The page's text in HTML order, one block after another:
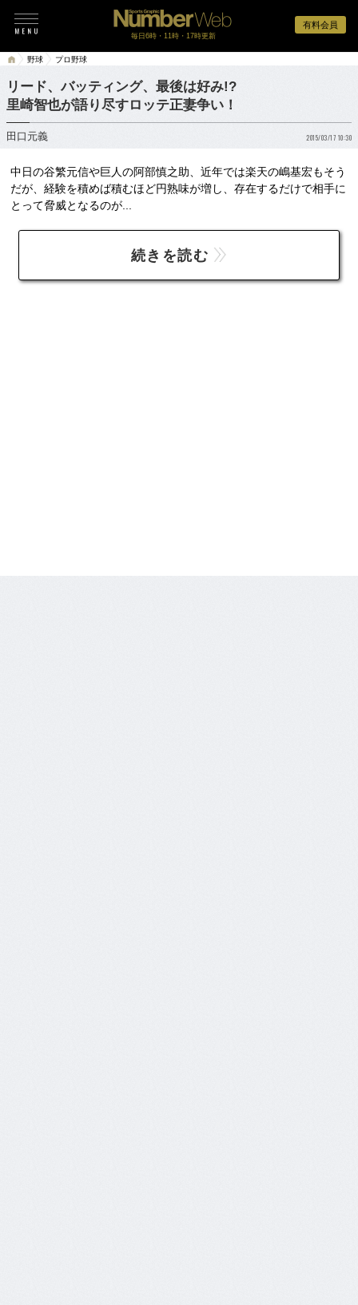
有料会員
毎日6時・11時・17時更新
野球 プロ野球
リード、バッティング、最後は好み!?
里崎智也が語り尽すロッテ正妻争い！
田口元義 2015/03/17 10:30
中日の谷繁元信や巨人の阿部慎之助、近年では楽天の嶋基宏もそう
だが、経験を積めば積むほど円熟味が増し、存在するだけで相手に
とって脅威となるのが...
続きを読む